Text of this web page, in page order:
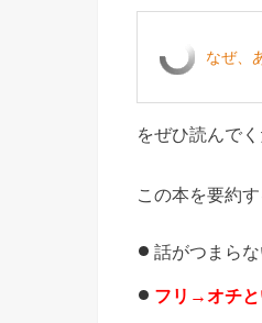
なぜ、
をぜひ読んでく
この本を要約す
話がつまらな
フリ→オチと